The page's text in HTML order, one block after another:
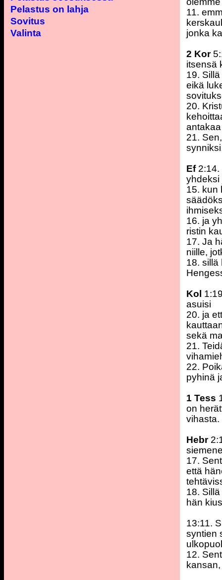
Pelastus on lahja
Sovitus
Valinta
11.
jonka
2 Kor
itsensä
19.
eikä
20.
21.
Ef2:14.
yhdeksi
15. kun
16. ja
ristin
17. Ja
niille,
18. sillä
Kol
asuisi
20. ja
sekä
21.
22.
pyhinä
1 Tess
on
vihasta.
Hebr
17.
että
18.
hän
13:11.
syntien
12.